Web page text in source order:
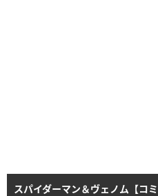
スパイダーマン＆ヴェノム【コ